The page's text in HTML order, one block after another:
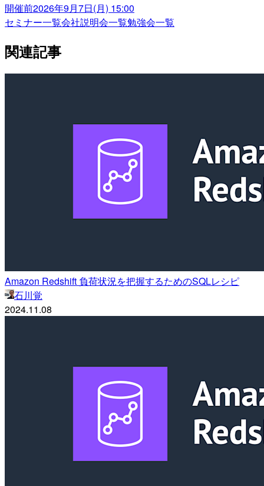
開催前2026年9月7日(月) 15:00
セミナー一覧会社説明会一覧勉強会一覧
関連記事
Amazon Redshift 負荷状況を把握するためのSQLレシピ
石川覚
2024.11.08